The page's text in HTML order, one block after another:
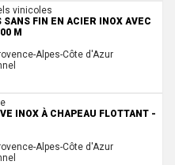
trémie - ∅ 300 m
vinicoles
SANS FIN EN ACIER INOX AVEC
M
Alpes-Côte d'Azur
45 HL
INOX À CHAPEAU FLOTTANT -
Alpes-Côte d'Azur